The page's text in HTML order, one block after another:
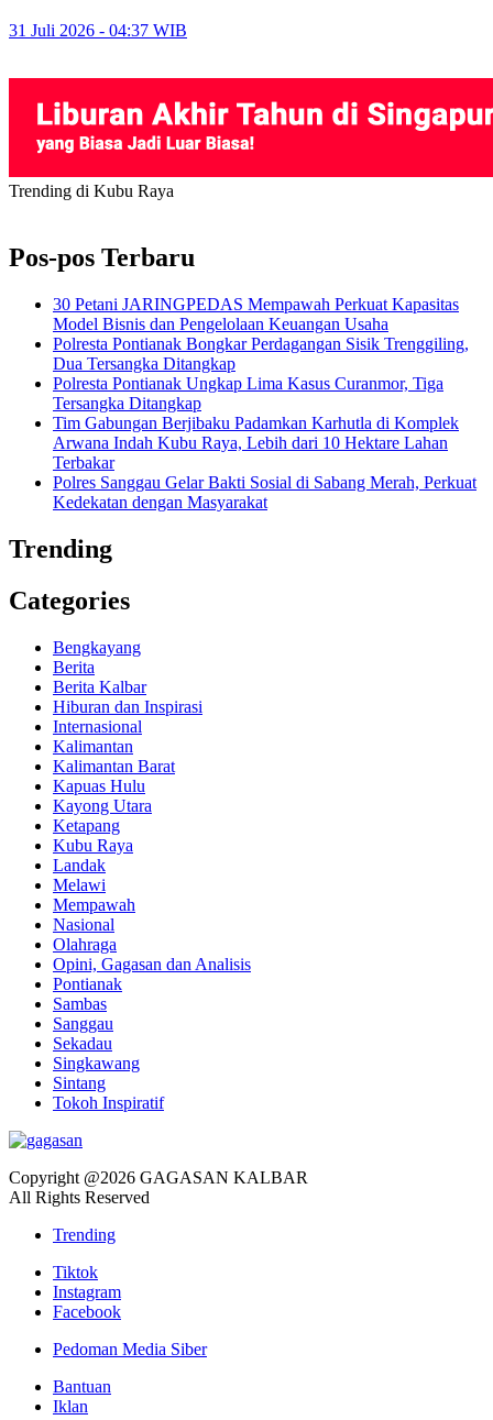
31 Juli 2026 - 04:37 WIB
Trending di Kubu Raya
Pos-pos Terbaru
30 Petani JARINGPEDAS Mempawah Perkuat Kapasitas
Model Bisnis dan Pengelolaan Keuangan Usaha
Polresta Pontianak Bongkar Perdagangan Sisik Trenggiling,
Dua Tersangka Ditangkap
Polresta Pontianak Ungkap Lima Kasus Curanmor, Tiga
Tersangka Ditangkap
Tim Gabungan Berjibaku Padamkan Karhutla di Komplek
Arwana Indah Kubu Raya, Lebih dari 10 Hektare Lahan
Terbakar
Polres Sanggau Gelar Bakti Sosial di Sabang Merah, Perkuat
Kedekatan dengan Masyarakat
Trending
Categories
Bengkayang
Berita
Berita Kalbar
Hiburan dan Inspirasi
Internasional
Kalimantan
Kalimantan Barat
Kapuas Hulu
Kayong Utara
Ketapang
Kubu Raya
Landak
Melawi
Mempawah
Nasional
Olahraga
Opini, Gagasan dan Analisis
Pontianak
Sambas
Sanggau
Sekadau
Singkawang
Sintang
Tokoh Inspiratif
Copyright @2026 GAGASAN KALBAR
All Rights Reserved
Trending
Tiktok
Instagram
Facebook
Pedoman Media Siber
Bantuan
Iklan